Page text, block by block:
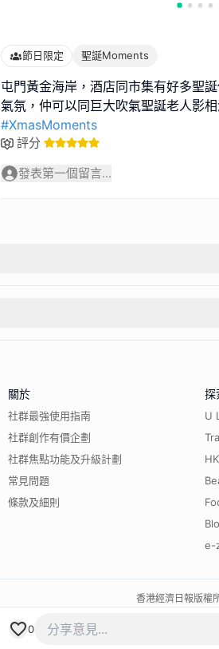
節日限定 聖誕Moments
屯門黃金海岸，酒店同市集有好多聖
#XmasMoments
評分
發表第一個留言...
0
關於
社群最強使用指南
社群創作有價企劃
社群焦點功能及升級計劃
常見問題
條款及細則
探
U
HK
e-
香港經濟日報版權